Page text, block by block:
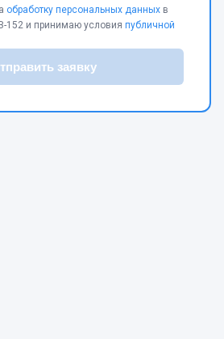
обработку персональных данных в
152 и принимаю условия публичной
заявку